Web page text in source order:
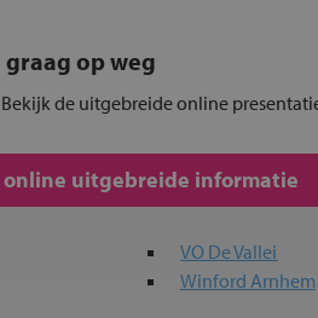
op weg
de uitgebreide online
online uitgebreide informatie
VO De Vallei
Winford Arnhem